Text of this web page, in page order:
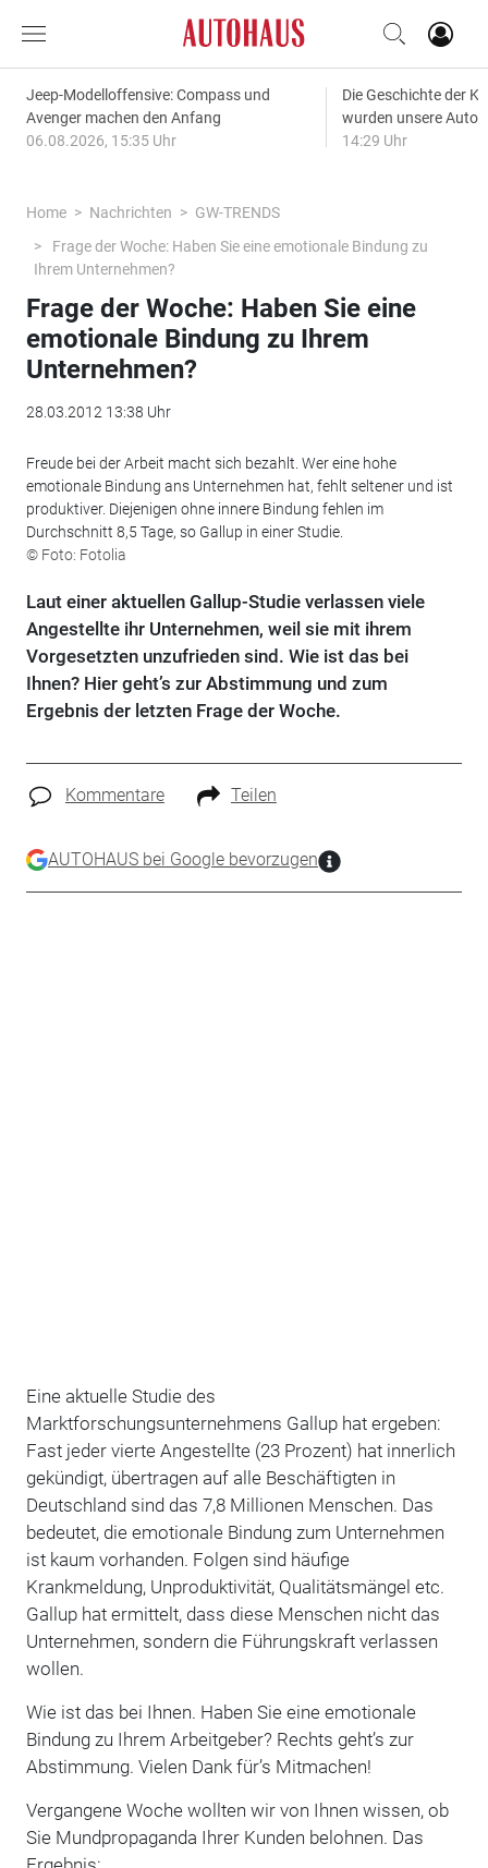
Jeep-Modelloffensive: Compass und
Avenger machen den Anfang
06.08.2026, 15:35 Uhr
Die Geschichte der
wurden unsere
14:29 Uhr
Home Nachrichten
GW-TRENDS
Frage der Woche: Haben Sie eine emotionale Bindung zu
Ihrem Unternehmen?
Frage der Woche: Haben Sie eine
emotionale Bindung zu Ihrem
Unternehmen?
28.03.2012 13:38 Uhr
Freude bei der Arbeit macht sich bezahlt. Wer eine hohe
emotionale Bindung ans Unternehmen hat, fehlt seltener und ist
produktiver. Diejenigen ohne innere Bindung fehlen im
Durchschnitt 8,5 Tage, so Gallup in einer Studie.
© Foto: Fotolia
Laut einer aktuellen Gallup-Studie verlassen viele
Angestellte ihr Unternehmen, weil sie mit ihrem
Vorgesetzten unzufrieden sind. Wie ist das bei
Ihnen? Hier geht’s zur Abstimmung und zum
Ergebnis der letzten Frage der Woche.
Kommentare Teilen
AUTOHAUS bei Google bevorzugen
Eine aktuelle Studie des
Marktforschungsunternehmens Gallup hat ergeben:
Fast jeder vierte Angestellte (23 Prozent) hat innerlich
gekündigt, übertragen auf alle Beschäftigten in
Deutschland sind das 7,8 Millionen Menschen. Das
bedeutet, die emotionale Bindung zum Unternehmen
ist kaum vorhanden. Folgen sind häufige
Krankmeldung, Unproduktivität, Qualitätsmängel etc.
Gallup hat ermittelt, dass diese Menschen nicht das
Unternehmen, sondern die Führungskraft verlassen
wollen.
Wie ist das bei Ihnen. Haben Sie eine emotionale
Bindung zu Ihrem Arbeitgeber? Rechts geht’s zur
Abstimmung. Vielen Dank für’s Mitmachen!
Vergangene Woche wollten wir von Ihnen wissen, ob
Sie Mundpropaganda Ihrer Kunden belohnen. Das